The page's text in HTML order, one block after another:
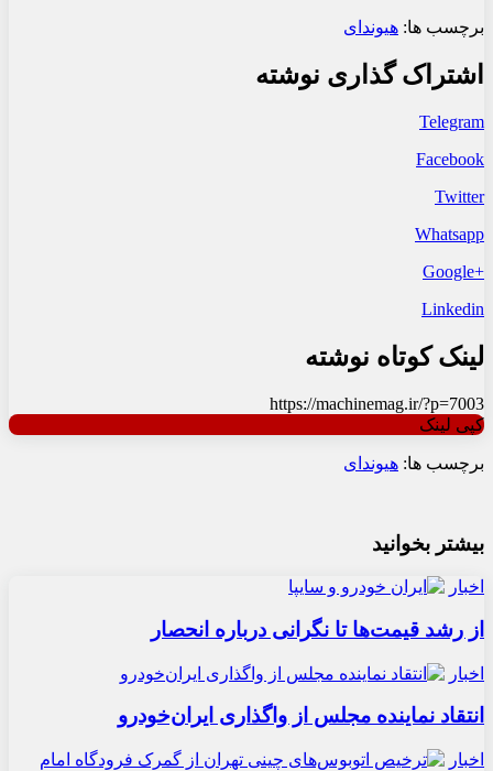
برچسب ها: هیوندای
اشتراک گذاری نوشته
Telegram
Facebook
Twitter
Whatsapp
+Google
Linkedin
لینک کوتاه نوشته
https://machinemag.ir/?p=7003
کپی لینک
برچسب ها: هیوندای
بیشتر بخوانید
اخبار
از رشد قیمت‌ها تا نگرانی درباره انحصار
اخبار
انتقاد نماینده مجلس از واگذاری ایران‌خودرو
اخبار